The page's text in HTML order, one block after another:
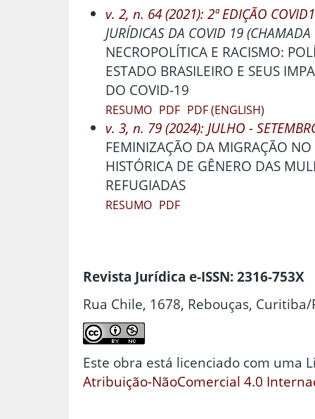
v. 2, n. 64 (2021): 2ª EDIÇÃO
JURÍDICAS DA COVID 19
NECROPOLÍTICA E RACISMO:
ESTADO BRASILEIRO E SEUS
DO COVID-19
RESUMO PDF PDF (ENGLISH)
v. 3, n. 79 (2024): JULHO -
FEMINIZAÇÃO DA MIGRAÇÃO NO
HISTÓRICA DE GÊNERO DAS
REFUGIADAS
RESUMO PDF
Revista Jurídica e-ISSN: 2316-753X
Rua Chile, 1678, Rebouças, Curitiba/
Este obra está licenciado com uma
Atribuição-NãoComercial 4.0